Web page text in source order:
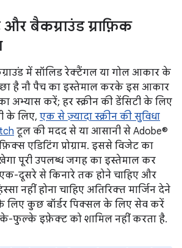
बैकग्राउंड ग्राफ़िक
में सॉलिड रेक्टैंगल या गोल आकार के
है नौ पैच का इस्तेमाल करके इस आकार
अभ्यास करें; हर स्क्रीन की डेंसिटी के लिए
के लिए, एक से ज़्यादा स्क्रीन की सुविधा
टूल की मदद से या आसानी से Adobe®
एडिटिंग प्रोग्राम. इससे विजेट का
पूरी उपलब्ध जगह का इस्तेमाल कर
दूसरे से किनारे तक होने चाहिए और
नहीं होना चाहिए अतिरिक्त मार्जिन देने
लिए कुछ बॉर्डर पिक्सल के लिए सेव करें
फुल्के इफ़ेक्ट को शामिल नहीं करता है.